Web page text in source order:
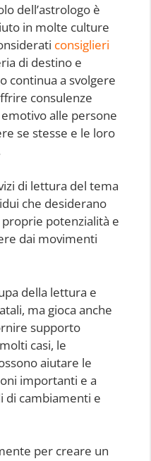
dell’astrologo è
in molte culture
consiglieri
di destino e
continua a svolgere
consulenze
alle persone
se stesse e le loro
di lettura del tema
che desiderano
proprie potenzialità e
dai movimenti
della lettura e
ma gioca anche
supporto
casi, le
aiutare le
importanti e a
di cambiamenti e
per creare un